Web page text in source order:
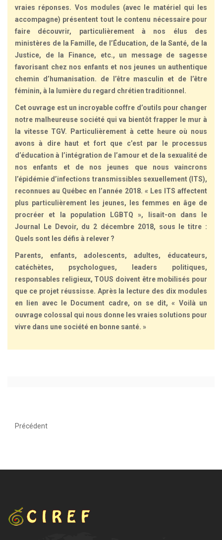
vraies réponses. Vos modules (avec le matériel qui les
accompagne) présentent tout le contenu nécessaire pour
faire découvrir, particulièrement à nos élus des
ministères de la Famille, de l’Éducation, de la Santé, de la
Justice, de la Finance, etc., un message de sagesse
favorisant chez nos enfants et nos jeunes un authentique
chemin d’humanisation. de l’être masculin et de l’être
féminin, à la lumière du regard chrétien traditionnel.
Cet ouvrage est un incroyable coffre d’outils pour changer
notre malheureuse société qui va bientôt frapper le mur à
la vitesse TGV. Particulièrement à cette heure où nous
avons à dire haut et fort que c’est par le processus
d’éducation à l’intégration de l’amour et de la sexualité de
nos enfants et de nos jeunes que nous vaincrons
l’épidémie d’infections transmissibles sexuellement (ITS),
reconnues au Québec en l’année 2018. « Les ITS affectent
plus particulièrement les jeunes, les femmes en âge de
procréer et la population LGBTQ », lisait-on dans le
Journal Le Devoir, du 2 décembre 2018, sous le titre :
Quels sont les défis à relever ?
Parents, enfants, adolescents, adultes, éducateurs,
catéchètes, psychologues, leaders politiques,
responsables religieux, TOUS doivent être mobilisés pour
que ce projet réussisse. Après la lecture des dix modules
en lien avec le Document cadre, on se dit, « Voilà un
ouvrage colossal qui nous donne les vraies solutions pour
vivre dans une société en bonne santé. »
Précédent